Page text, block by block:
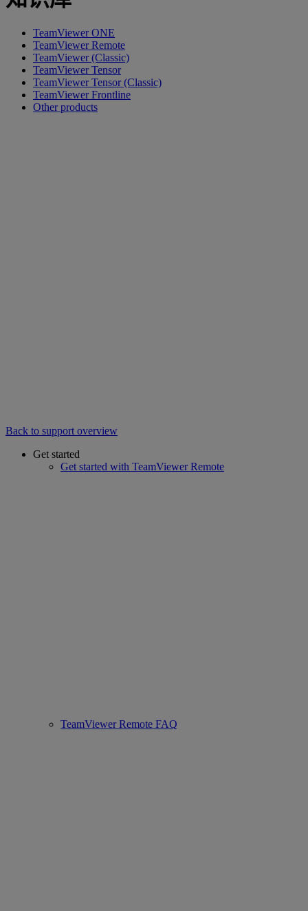
TeamViewer ONE
TeamViewer Remote
TeamViewer (Classic)
TeamViewer Tensor
TeamViewer Tensor (Classic)
TeamViewer Frontline
Other products
Back to support overview
Get started
Get started with TeamViewer Remote
TeamViewer Remote FAQ